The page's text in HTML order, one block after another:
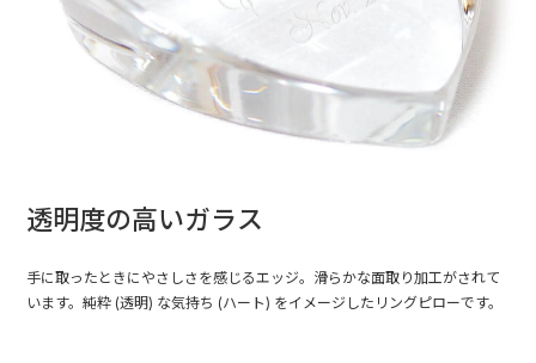
透明度の高いガラス
手に取ったときにやさしさを感じるエッジ。滑らかな面取り加工がされて
います。純粋 (透明) な気持ち (ハート) をイメージしたリングピローです。